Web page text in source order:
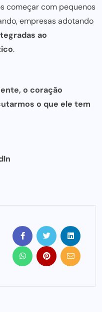
começar com pequenos
empresas adotando
ao
.
o coração
o que ele tem